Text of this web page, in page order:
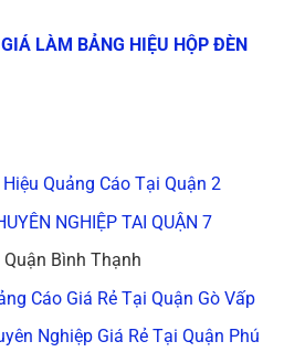
LÀM BẢNG HIỆU HỘP ĐÈN
Quảng Cáo Tại Quận 2
NGHIỆP TAI QUẬN 7
Bình Thạnh
Cáo Giá Rẻ Tại Quận Gò Vấp
Nghiệp Giá Rẻ Tại Quận Phú